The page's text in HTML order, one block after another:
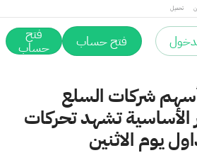
تحميل
فتح حساب فتح
حساب
0.00
0.00%
0.00
0.00%
شركات السلع
الأساسية تشهد تحركات
يوم الاثنين